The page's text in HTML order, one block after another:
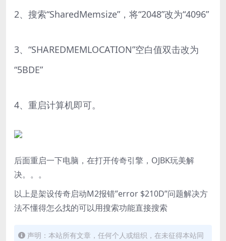
2、搜索“SharedMemsize”，将“2048”改为“4096”
3、“SHAREDMEMLOCATION”空白值双击改为
“5BDE”
4、重启计算机即可。
后面重启一下电脑，在打开传奇引擎，OJBK玩美解
决。。。
以上是架设传奇启动M2报错”error $210D”问题解决方
法不懂得怎么找的可以用搜索功能直接搜索
声明：本站所有文章，任何个人或组织，在未征得本站同